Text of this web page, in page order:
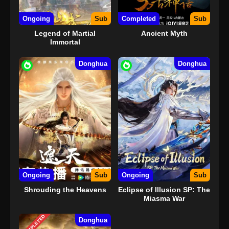
Ongoing Sub
Legend of Martial
Immortal
Completed Sub
Ancient Myth
Donghua
Ongoing Sub
Shrouding the Heavens
Donghua
Ongoing Sub
Eclipse of Illusion SP: The
Miasma War
Donghua